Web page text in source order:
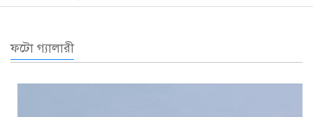
ফটো গ্যালারী